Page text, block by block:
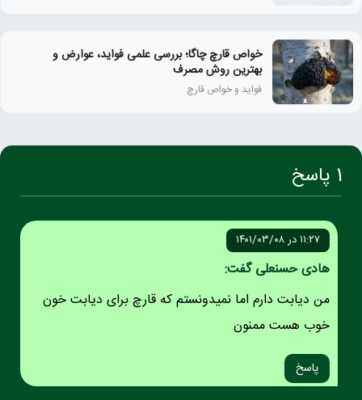
خواص قارچ چاگا؛ بررسی علمی فواید، عوارض و
بهترین روش مصرف
فواید و خواص قارچ
1 پاسخ
۱۱:۲۷ در ۱۴۰۱/۰۳/۰۸
هادی حسنعلی گفت:
من دیابت دارم اما نمیدونستم که قارچ برای دیابت خون
خوب هست ممنون
پاسخ